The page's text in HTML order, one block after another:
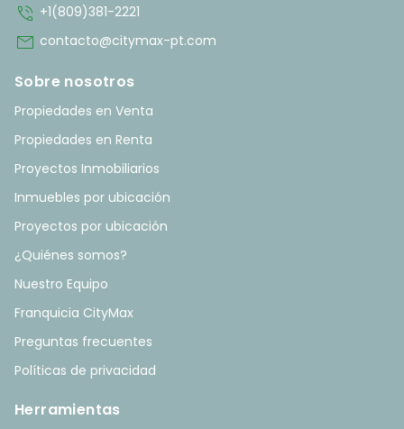
phone_in_talk +1(809)381-2221
mail contacto@citymax-pt.com
Sobre nosotros
Propiedades en Venta
Propiedades en Renta
Proyectos Inmobiliarios
Inmuebles por ubicación
Proyectos por ubicación
¿Quiénes somos?
Nuestro Equipo
Franquicia CityMax
Preguntas frecuentes
Políticas de privacidad
Herramientas